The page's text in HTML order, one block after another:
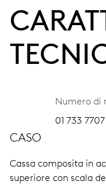
Numero di
01 733
CASO
Cassa composita in
superiore con scala